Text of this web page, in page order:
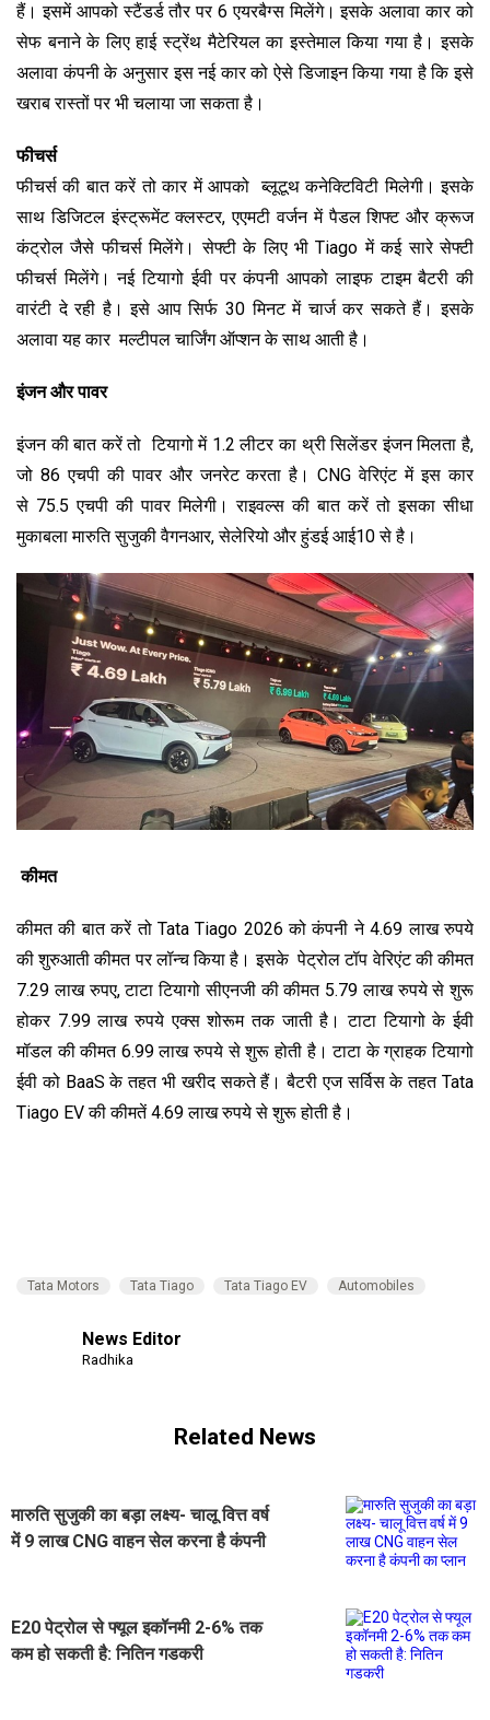
हैं। इसमें आपको स्टैंडर्ड तौर पर 6 एयरबैग्स मिलेंगे। इसके अलावा कार को
सेफ बनाने के लिए हाई स्ट्रेंथ मैटेरियल का इस्तेमाल किया गया है। इसके
अलावा कंपनी के अनुसार इस नई कार को ऐसे डिजाइन किया गया है कि इसे
खराब रास्तों पर भी चलाया जा सकता है।
फीचर्स
फीचर्स की बात करें तो कार में आपको ब्लूटूथ कनेक्टिविटी मिलेगी। इसके
साथ डिजिटल इंस्ट्रूमेंट क्लस्टर, एएमटी वर्जन में पैडल शिफ्ट और क्रूज
कंट्रोल जैसे फीचर्स मिलेंगे। सेफ्टी के लिए भी Tiago में कई सारे सेफ्टी
फीचर्स मिलेंगे। नई टियागो ईवी पर कंपनी आपको लाइफ टाइम बैटरी की
वारंटी दे रही है। इसे आप सिर्फ 30 मिनट में चार्ज कर सकते हैं। इसके
अलावा यह कार मल्टीपल चार्जिंग ऑप्शन के साथ आती है।
इंजन और पावर
इंजन की बात करें तो टियागो में 1.2 लीटर का थ्री सिलेंडर इंजन मिलता है,
जो 86 एचपी की पावर और जनरेट करता है। CNG वेरिएंट में इस कार
से 75.5 एचपी की पावर मिलेगी। राइवल्स की बात करें तो इसका सीधा
मुकाबला मारुति सुजुकी वैगनआर, सेलेरियो और हुंडई आई10 से है।
कीमत
कीमत की बात करें तो Tata Tiago 2026 को कंपनी ने 4.69 लाख रुपये
की शुरुआती कीमत पर लॉन्च किया है। इसके पेट्रोल टॉप वेरिएंट की कीमत
7.29 लाख रुपए, टाटा टियागो सीएनजी की कीमत 5.79 लाख रुपये से शुरू
होकर 7.99 लाख रुपये एक्स शोरूम तक जाती है। टाटा टियागो के ईवी
मॉडल की कीमत 6.99 लाख रुपये से शुरू होती है। टाटा के ग्राहक टियागो
ईवी को BaaS के तहत भी खरीद सकते हैं। बैटरी एज सर्विस के तहत Tata
Tiago EV की कीमतें 4.69 लाख रुपये से शुरू होती है।
Tata Motors Tata Tiago Tata Tiago EV Automobiles
News Editor
Radhika
Related News
मारुति सुजुकी का बड़ा लक्ष्य- चालू वित्त वर्ष
में 9 लाख CNG वाहन सेल करना है कंपनी
E20 पेट्रोल से फ्यूल इकॉनमी 2-6% तक
कम हो सकती है: नितिन गडकरी